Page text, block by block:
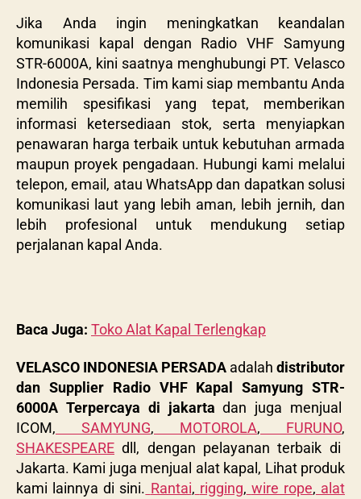
Jika Anda ingin meningkatkan keandalan
komunikasi kapal dengan Radio VHF Samyung
STR-6000A, kini saatnya menghubungi PT. Velasco
Indonesia Persada. Tim kami siap membantu Anda
memilih spesifikasi yang tepat, memberikan
informasi ketersediaan stok, serta menyiapkan
penawaran harga terbaik untuk kebutuhan armada
maupun proyek pengadaan. Hubungi kami melalui
telepon, email, atau WhatsApp dan dapatkan solusi
komunikasi laut yang lebih aman, lebih jernih, dan
lebih profesional untuk mendukung setiap
perjalanan kapal Anda.
Baca Juga: Toko Alat Kapal Terlengkap
VELASCO INDONESIA PERSADA adalah distributor
dan Supplier Radio VHF Kapal Samyung STR-
6000A Terpercaya di jakarta dan juga menjual
ICOM,
SAMYUNG, MOTOROLA, FURUNO,
SHAKESPEARE dll, dengan pelayanan terbaik di
Jakarta. Kami juga menjual alat kapal, Lihat produk
kami lainnya di sini. Rantai, rigging, wire rope, alat